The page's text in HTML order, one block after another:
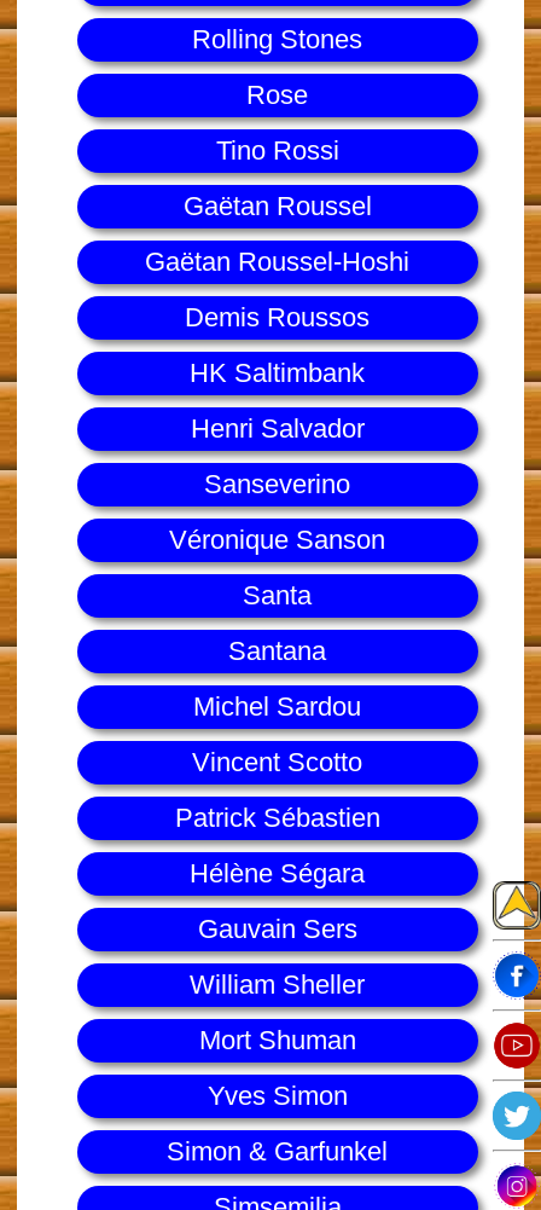
Rolling Stones
Rose
Tino Rossi
Gaëtan Roussel
Gaëtan Roussel-Hoshi
Demis Roussos
HK Saltimbank
Henri Salvador
Sanseverino
Véronique Sanson
Santa
Santana
Michel Sardou
Vincent Scotto
Patrick Sébastien
Hélène Ségara
Gauvain Sers
William Sheller
Mort Shuman
Yves Simon
Simon & Garfunkel